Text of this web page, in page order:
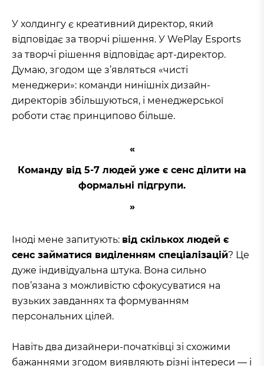
У холдингу є креативний директор, який
відповідає за творчі рішення. У WePlay Esports
за творчі рішення відповідає арт-директор.
Думаю, згодом ще з’являться «чисті
менеджери»: команди нинішніх дизайн-
директорів збільшуються, і менеджерської
роботи стає принципово більше.
Команду від 5-7 людей уже є сенс ділити на
формальні підгрупи.
Іноді мене запитують: від скількох людей є
сенс займатися виділенням спеціалізацій? Це
дуже індивідуальна штука. Вона сильно
пов’язана з можливістю сфокусуватися на
вузьких завданнях та формуванням
персональних цілей.
Навіть два дизайнери-початківці зі схожими
бажаннями згодом виявляють різні інтереси — і